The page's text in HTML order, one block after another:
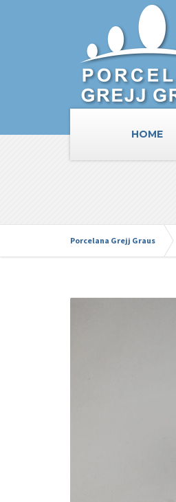
HOME
Porcelana Grejj Graus